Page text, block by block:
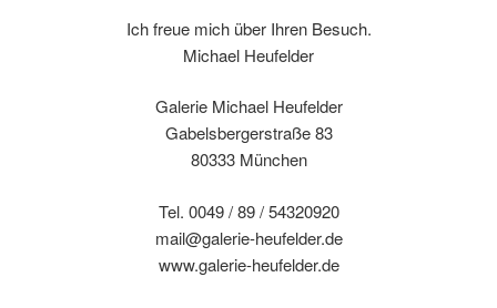
Ich freue mich über Ihren Besuch.
Michael Heufelder
Galerie Michael Heufelder
Gabelsbergerstraße 83
80333 München
Tel. 0049 / 89 / 54320920
mail@galerie-heufelder.de
www.galerie-heufelder.de